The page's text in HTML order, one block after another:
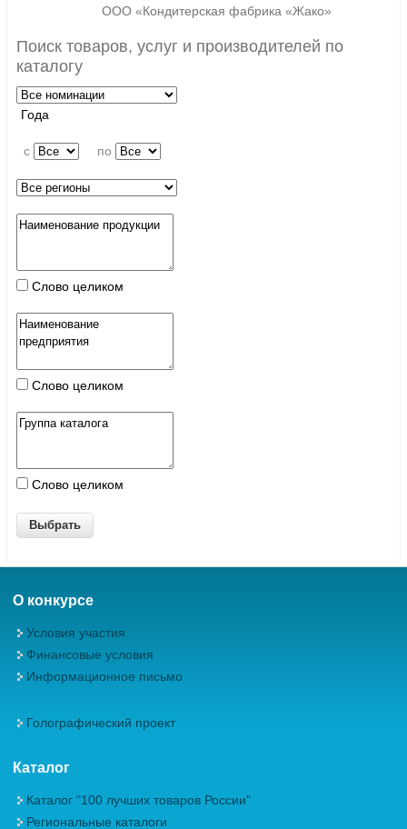
ООО «Кондитерская фабрика «Жако»
Поиск товаров, услуг и производителей по
каталогу
Года
c по
Слово целиком
Слово целиком
Слово целиком
О конкурсе
Условия участия
Финансовые условия
Информационное письмо
Голографический проект
Каталог
Каталог "100 лучших товаров России"
Региональные каталоги